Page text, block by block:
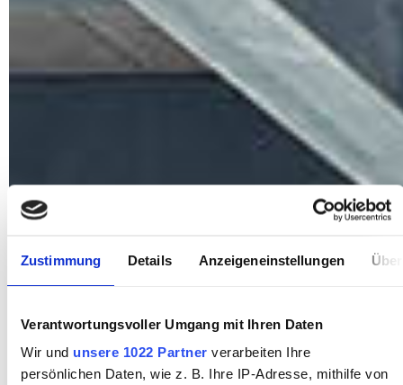
Zustimmung Details Anzeigeneinstellungen
Verantwortungsvoller Umgang mit Ihren Daten
Wir und unsere 1022 Partner verarbeiten Ihre
persönlichen Daten, wie z. B. Ihre IP-Adresse, mithilfe von